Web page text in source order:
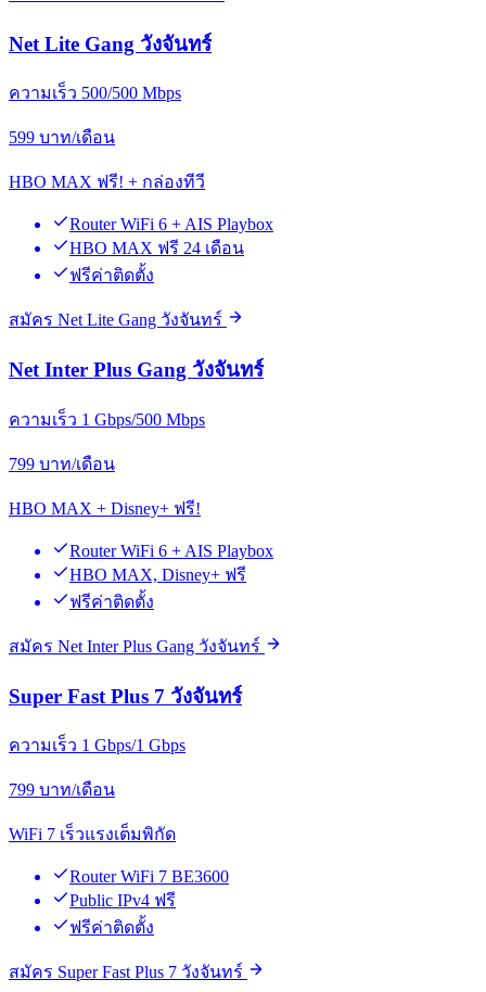
Net Lite Gang วังจันทร์
ความเร็ว 500/500 Mbps
599 บาท/เดือน
HBO MAX ฟรี! + กล่องทีวี
Router WiFi 6 + AIS Playbox
HBO MAX ฟรี 24 เดือน
ฟรีค่าติดตั้ง
สมัคร Net Lite Gang วังจันทร์
Net Inter Plus Gang วังจันทร์
ความเร็ว 1 Gbps/500 Mbps
799 บาท/เดือน
HBO MAX + Disney+ ฟรี!
Router WiFi 6 + AIS Playbox
HBO MAX, Disney+ ฟรี
ฟรีค่าติดตั้ง
สมัคร Net Inter Plus Gang วังจันทร์
Super Fast Plus 7 วังจันทร์
ความเร็ว 1 Gbps/1 Gbps
799 บาท/เดือน
WiFi 7 เร็วแรงเต็มพิกัด
Router WiFi 7 BE3600
Public IPv4 ฟรี
ฟรีค่าติดตั้ง
สมัคร Super Fast Plus 7 วังจันทร์